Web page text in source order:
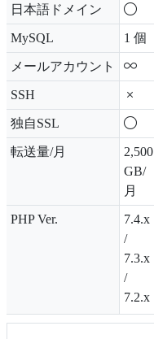
日本語ドメイン
MySQL 1 個
メールアカウント
SSH
独自SSL
転送量/月
2,500
GB/
月
PHP Ver.
7.4.x
/
7.3.x
/
7.2.x